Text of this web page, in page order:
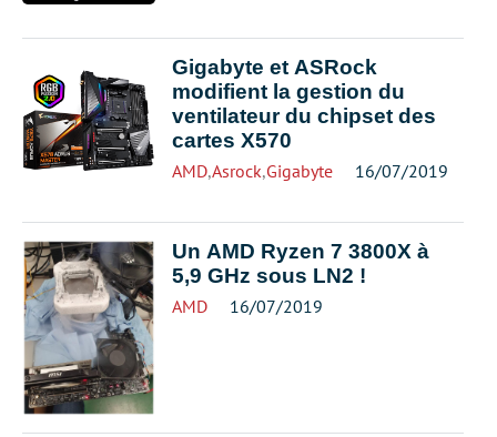
Gigabyte et ASRock
modifient la gestion du
ventilateur du chipset des
cartes X570
AMD,Asrock,Gigabyte 16/07/2019
Un AMD Ryzen 7 3800X à
5,9 GHz sous LN2 !
AMD 16/07/2019